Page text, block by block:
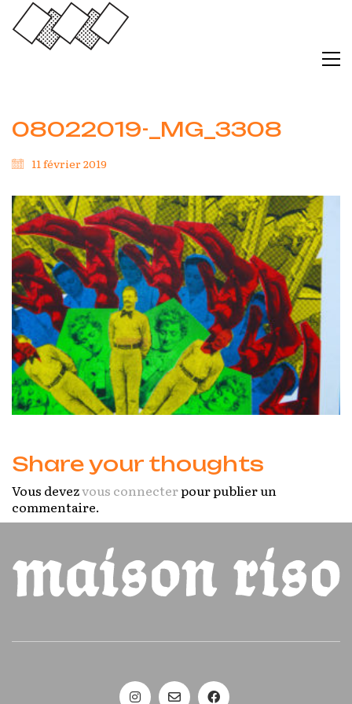
08022019-_MG_3308
11 février 2019
Share your thoughts
Vous devezvous connecterpour publier un
commentaire.